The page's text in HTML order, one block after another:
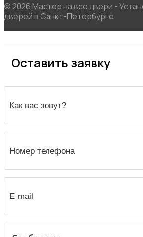
© 2026 Мастер на все двери -
дверей в Санкт-Петербурге
Оставить заявку